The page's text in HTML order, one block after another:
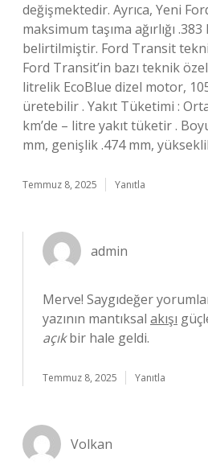
değişmektedir. Ayrıca, Yeni
maksimum taşıma ağırlığı
belirtilmiştir. Ford Transit
Ford Transit’in bazı teknik
litrelik EcoBlue dizel motor,
üretebilir . Yakıt Tüketimi :
km’de – litre yakıt tüketir .
mm, genişlik .474 mm,
Temmuz 8, 2025 Yanıtla
admin
Merve! Saygıdeğer
yazının mantıksal akışı
açıkbir hale geldi.
Temmuz 8, 2025 Yanıtla
Volkan